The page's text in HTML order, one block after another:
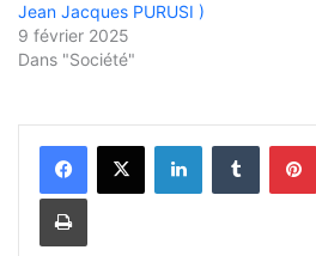
Jean Jacques PURUSI )
9 février 2025
Dans "Société"